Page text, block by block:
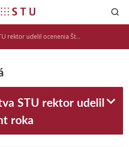
udelil ocenenia Študent roka
STU rektor udelil
roka